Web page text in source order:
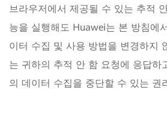
브라우저에서 제공될 수 있는 추적
능을 실행해도 Huawei는 본 방침에
이터 수집 및 사용 방법을 변경하지
는 귀하의 추적 안 함 요청에 응답하
의 데이터 수집을 중단할 수 있는 권